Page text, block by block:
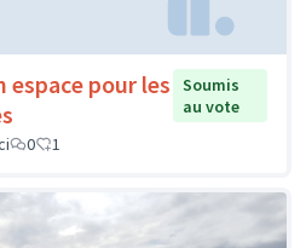
pour les
Soumis
au vote
0 1